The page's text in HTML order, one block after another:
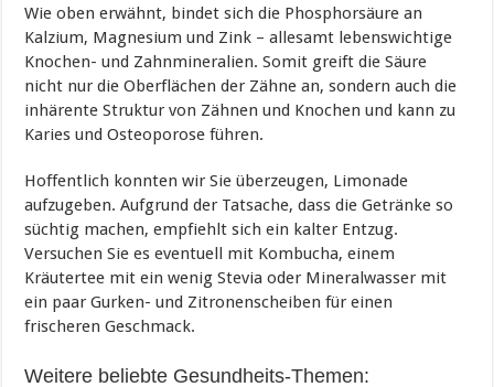
Wie oben erwähnt, bindet sich die Phosphorsäure an
Kalzium, Magnesium und Zink – allesamt lebenswichtige
Knochen- und Zahnmineralien. Somit greift die Säure
nicht nur die Oberflächen der Zähne an, sondern auch die
inhärente Struktur von Zähnen und Knochen und kann zu
Karies und Osteoporose führen.
Hoffentlich konnten wir Sie überzeugen, Limonade
aufzugeben. Aufgrund der Tatsache, dass die Getränke so
süchtig machen, empfiehlt sich ein kalter Entzug.
Versuchen Sie es eventuell mit Kombucha, einem
Kräutertee mit ein wenig Stevia oder Mineralwasser mit
ein paar Gurken- und Zitronenscheiben für einen
frischeren Geschmack.
Weitere beliebte Gesundheits-Themen: